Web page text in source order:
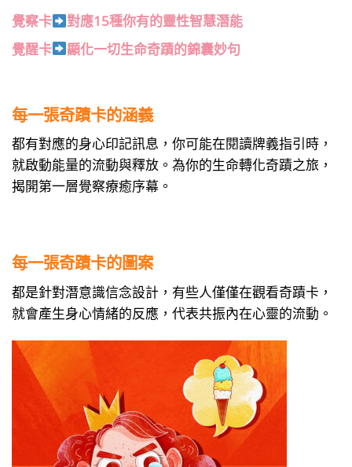
覺察卡
對應15種你有的靈性智慧潛能
覺醒卡
顯化一切生命奇蹟的錦囊妙句
每一張奇蹟卡的涵義
都有對應的身心印記訊息，你可能在閱讀牌義指引時，
就啟動能量的流動與釋放。為你的生命轉化奇蹟之旅，
揭開第一層覺察療癒序幕。
每一張奇蹟卡的圖案
都是針對潛意識信念設計，有些人僅僅在觀看奇蹟卡，
就會產生身心情緒的反應，代表共振內在心靈的流動。